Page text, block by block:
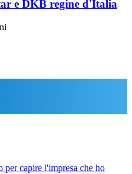
e DKB regine d'Italia
capire l'impresa che ho